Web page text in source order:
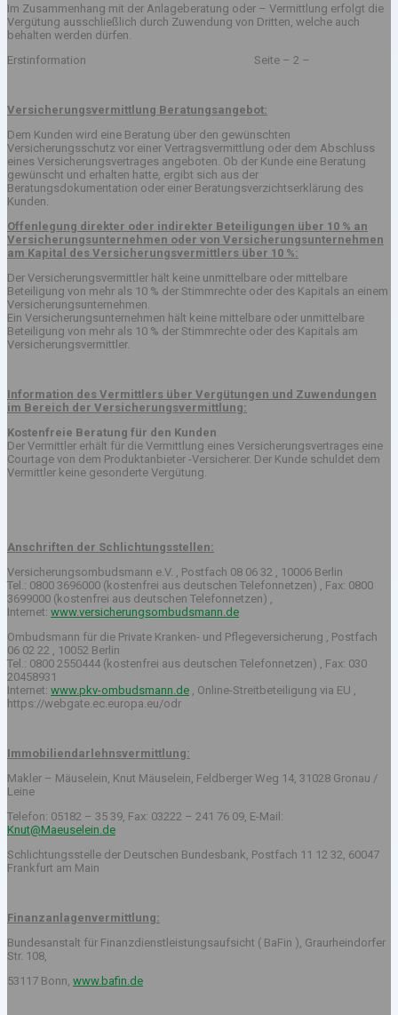
Im Zusammenhang mit der Anlageberatung oder – Vermittlung erfolgt die
Vergütung ausschließlich durch Zuwendung von Dritten, welche auch
behalten werden dürfen.
Erstinformation Seite – 2 –
Versicherungsvermittlung Beratungsangebot:
Dem Kunden wird eine Beratung über den gewünschten
Versicherungsschutz vor einer Vertragsvermittlung oder dem Abschluss
eines Versicherungsvertrages angeboten. Ob der Kunde eine Beratung
gewünscht und erhalten hatte, ergibt sich aus der
Beratungsdokumentation oder einer Beratungsverzichtserklärung des
Kunden.
Offenlegung direkter oder indirekter Beteiligungen über 10 % an
Versicherungsunternehmen oder von Versicherungsunternehmen
am Kapital des Versicherungsvermittlers über 10 %:
Der Versicherungsvermittler hält keine unmittelbare oder mittelbare
Beteiligung von mehr als 10 % der Stimmrechte oder des Kapitals an einem
Versicherungsunternehmen.
Ein Versicherungsunternehmen hält keine mittelbare oder unmittelbare
Beteiligung von mehr als 10 % der Stimmrechte oder des Kapitals am
Versicherungsvermittler.
Information des Vermittlers über Vergütungen und Zuwendungen
im Bereich der Versicherungsvermittlung:
Kostenfreie Beratung für den Kunden
Der Vermittler erhält für die Vermittlung eines Versicherungsvertrages eine
Courtage von dem Produktanbieter -Versicherer. Der Kunde schuldet dem
Vermittler keine gesonderte Vergütung.
Anschriften der Schlichtungsstellen:
Versicherungsombudsmann e.V. , Postfach 08 06 32 , 10006 Berlin
Tel.: 0800 3696000 (kostenfrei aus deutschen Telefonnetzen) , Fax: 0800
3699000 (kostenfrei aus deutschen Telefonnetzen) ,
Internet: www.versicherungsombudsmann.de
Ombudsmann für die Private Kranken- und Pflegeversicherung , Postfach
06 02 22 , 10052 Berlin
Tel.: 0800 2550444 (kostenfrei aus deutschen Telefonnetzen) , Fax: 030
20458931
Internet: www.pkv-ombudsmann.de , Online-Streitbeteiligung via EU ,
https://webgate.ec.europa.eu/odr
Immobiliendarlehnsvermittlung:
Makler – Mäuselein, Knut Mäuselein, Feldberger Weg 14, 31028 Gronau /
Leine
Telefon: 05182 – 35 39, Fax: 03222 – 241 76 09, E-Mail:
Knut@Maeuselein.de
Schlichtungsstelle der Deutschen Bundesbank, Postfach 11 12 32, 60047
Frankfurt am Main
Finanzanlagenvermittlung:
Bundesanstalt für Finanzdienstleistungsaufsicht ( BaFin ), Graurheindorfer
Str. 108,
53117 Bonn, www.bafin.de